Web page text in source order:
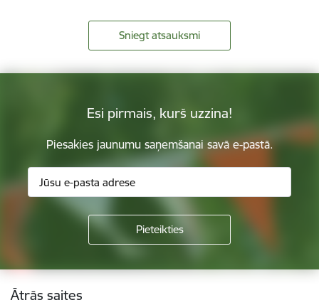
Sniegt atsauksmi
Esi pirmais, kurš uzzina!
Piesakies jaunumu saņemšanai savā e-pastā.
Kājene
Ātrās saites